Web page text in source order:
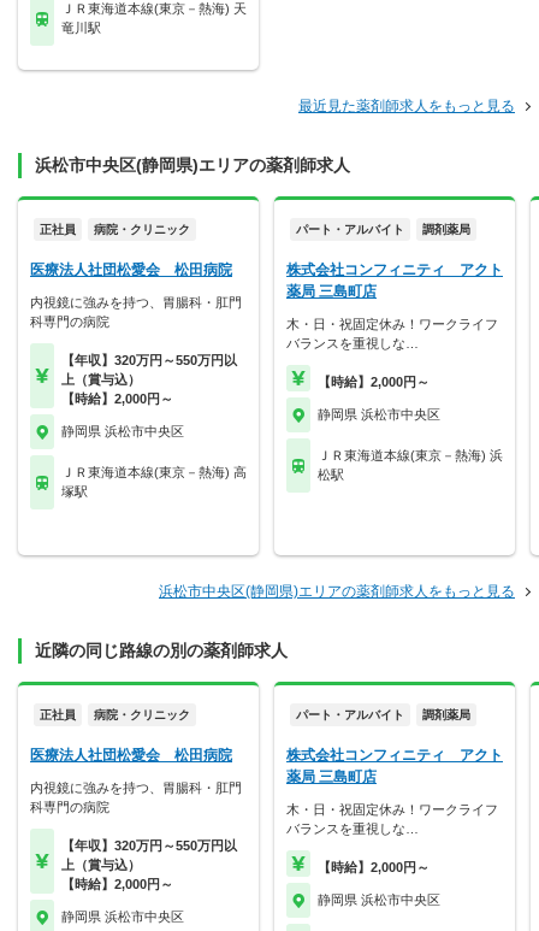
ＪＲ東海道本線(東京－熱海) 天
竜川駅
最近見た薬剤師求人をもっと見る
浜松市中央区(静岡県)エリアの薬剤師求人
正社員 病院・クリニック
医療法人社団松愛会 松田病院
内視鏡に強みを持つ、胃腸科・肛門
科専門の病院
【年収】320万円～550万円以
上（賞与込）
【時給】2,000円～
静岡県 浜松市中央区
ＪＲ東海道本線(東京－熱海) 高
塚駅
パート・アルバイト 調剤薬局
株式会社コンフィニティ アクト
薬局 三島町店
木・日・祝固定休み！ワークライフ
バランスを重視しな…
【時給】2,000円～
静岡県 浜松市中央区
ＪＲ東海道本線(東京－熱海) 浜
松駅
浜松市中央区(静岡県)エリアの薬剤師求人をもっと見る
近隣の同じ路線の別の薬剤師求人
正社員 病院・クリニック
医療法人社団松愛会 松田病院
内視鏡に強みを持つ、胃腸科・肛門
科専門の病院
【年収】320万円～550万円以
上（賞与込）
【時給】2,000円～
静岡県 浜松市中央区
パート・アルバイト 調剤薬局
株式会社コンフィニティ アクト
薬局 三島町店
木・日・祝固定休み！ワークライフ
バランスを重視しな…
【時給】2,000円～
静岡県 浜松市中央区